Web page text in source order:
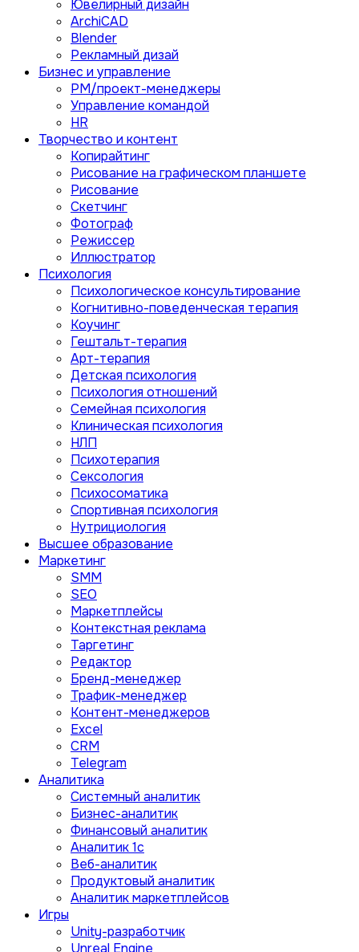
Ювелирный дизайн
ArchiCAD
Blender
Рекламный дизай
Бизнес и управление
PM/проект-менеджеры
Управление командой
HR
Творчество и контент
Копирайтинг
Рисование на графическом планшете
Рисование
Скетчинг
Фотограф
Режиссер
Иллюстратор
Психология
Психологическое консультирование
Когнитивно-поведенческая терапия
Коучинг
Гештальт-терапия
Арт-терапия
Детская психология
Психология отношений
Семейная психология
Клиническая психология
НЛП
Психотерапия
Сексология
Психосоматика
Спортивная психология
Нутрициология
Высшее образование
Маркетинг
SMM
SEO
Маркетплейсы
Контекстная реклама
Таргетинг
Редактор
Бренд-менеджер
Трафик-менеджер
Контент-менеджеров
Excel
CRM
Telegram
Аналитика
Системный аналитик
Бизнес-аналитик
Финансовый аналитик
Aналитик 1с
Веб-аналитик
Продуктовый аналитик
Аналитик маркетплейсов
Игры
Unity-разработчик
Unreal Engine